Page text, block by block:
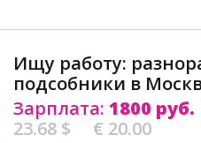
Ищу работу:
подсобники в
Зарплата: 1800 руб.
23.68 $
€ 20.00